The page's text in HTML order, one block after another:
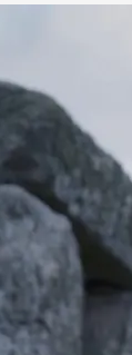
Cuarto Milenio
05 OCT 2025 -
Bronce
Javier
círculo
tenía